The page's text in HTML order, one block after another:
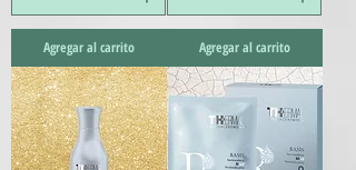
Agregar al carrito Agregar al carrito